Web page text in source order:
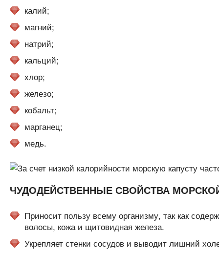
калий;
магний;
натрий;
кальций;
хлор;
железо;
кобальт;
марганец;
медь.
ЧУДОДЕЙСТВЕННЫЕ СВОЙСТВА
Приносит пользу всему организму, так как
волосы, кожа и щитовидная железа.
Укрепляет стенки сосудов и выводит лишний